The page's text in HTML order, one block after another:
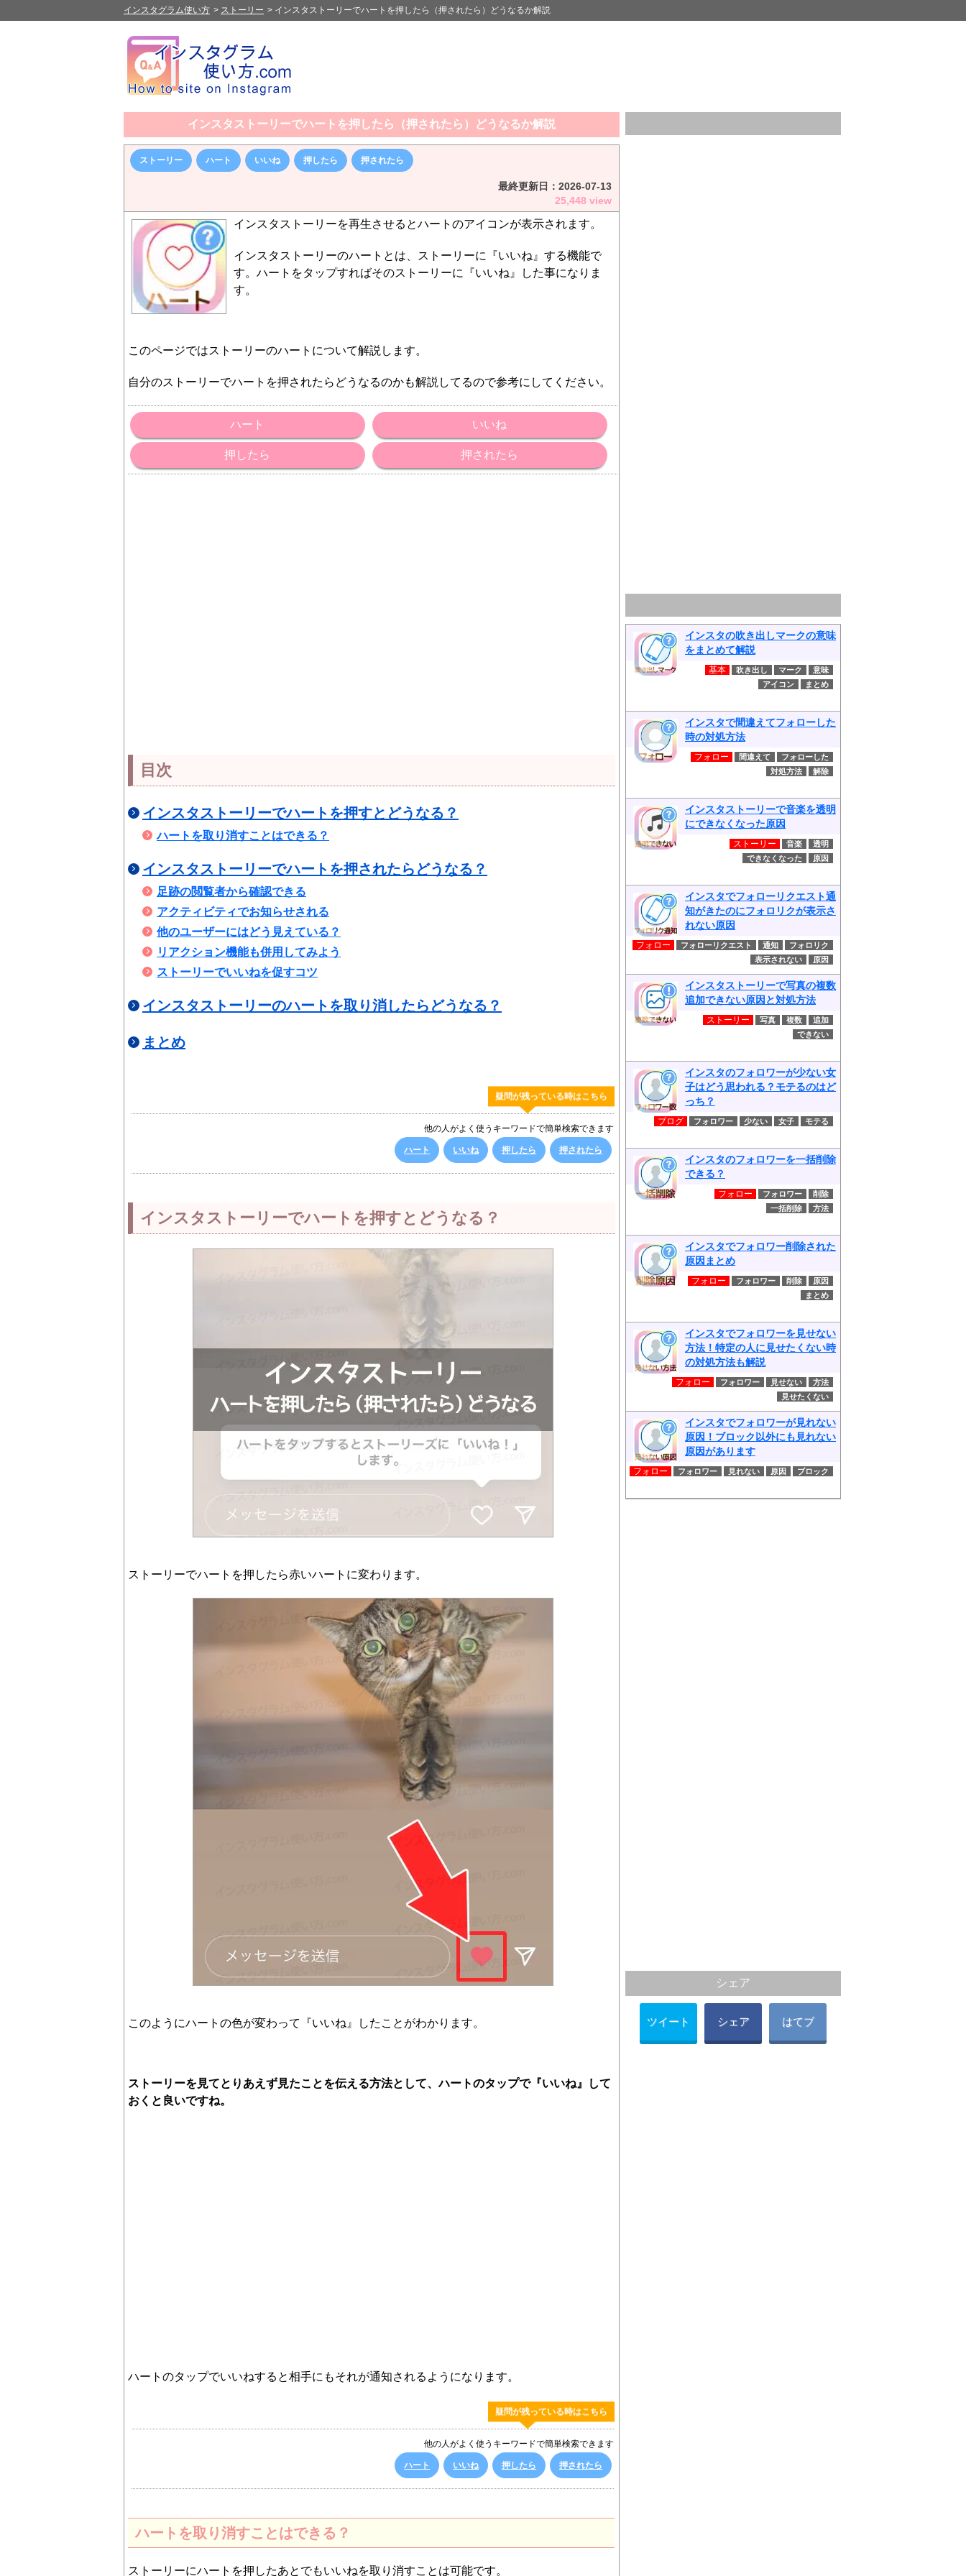
インスタグラム使い方 > ストーリー > インスタストーリーでハートを押したら（押されたら）どうなるか解説
インスタストーリーでハートを押したら（押されたら）どうなるか解説
ストーリー ハート いいね 押したら 押されたら
最終更新日： 2026-07-13
25,448 view
インスタストーリーを再生させるとハートのアイコンが表示されます。
インスタストーリーのハートとは、ストーリーに『いいね』する機能で
す。ハートをタップすればそのストーリーに『いいね』した事になりま
す。
このページではストーリーのハートについて解説します。
自分のストーリーでハートを押されたらどうなるのかも解説してるので参考にしてください。
ハート いいね
押したら 押されたら
目次
インスタストーリーでハートを押すとどうなる？
ハートを取り消すことはできる？
インスタストーリーでハートを押されたらどうなる？
足跡の閲覧者から確認できる
アクティビティでお知らせされる
他のユーザーにはどう見えている？
リアクション機能も併用してみよう
ストーリーでいいねを促すコツ
インスタストーリーのハートを取り消したらどうなる？
まとめ
疑問が残っている時はこちら
他の人がよく使うキーワードで簡単検索できます
ハート いいね 押したら 押されたら
インスタストーリーでハートを押すとどうなる？
ストーリーでハートを押したら赤いハートに変わります。
このようにハートの色が変わって『いいね』したことがわかります。
ストーリーを見てとりあえず見たことを伝える方法として、ハートのタップで『いいね』して
おくと良いですね。
ハートのタップでいいねすると相手にもそれが通知されるようになります。
疑問が残っている時はこちら
他の人がよく使うキーワードで簡単検索できます
ハート いいね 押したら 押されたら
ハートを取り消すことはできる？
ストーリーにハートを押したあとでもいいねを取り消すことは可能です。
インスタの吹き出しマークの意味
をまとめて解説
基本 吹き出し マーク
意味
アイコン
まとめ
インスタで間違えてフォローした
時の対処方法
フォロー 間違えて
フォローした
対処方法
解除
インスタストーリーで音楽を透明
にできなくなった原因
ストーリー 音楽
透明
できなくなった
原因
インスタでフォローリクエスト通
知がきたのにフォロリクが表示さ
れない原因
フォロー フォローリクエスト 通知
フォロリク
表示されない
原因
インスタストーリーで写真の複数
追加できない原因と対処方法
ストーリー 写真 複数
追加
できない
インスタのフォロワーが少ない女
子はどう思われる？モテるのはど
っち？
ブログ フォロワー 少ない 女子 モテる
インスタのフォロワーを一括削除
できる？
フォロー フォロワー
削除
一括削除
方法
インスタでフォロワー削除された
原因まとめ
フォロー フォロワー 削除
原因
まとめ
インスタでフォロワーを見せない
方法！特定の人に見せたくない時
の対処方法も解説
フォロー フォロワー 見せない
方法
見せたくない
インスタでフォロワーが見れない
原因！ブロック以外にも見れない
原因があります
フォロー フォロワー 見れない 原因 ブロック
シェア
ツイート シェア はてブ